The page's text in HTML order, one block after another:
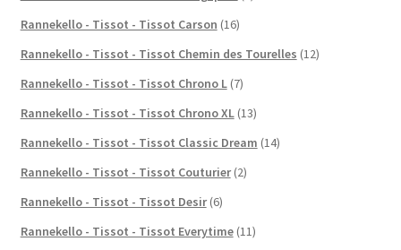
Rannekello - Tissot - Tissot Carson (16)
Rannekello - Tissot - Tissot Chemin des Tourelles (12)
Rannekello - Tissot - Tissot Chrono L (7)
Rannekello - Tissot - Tissot Chrono XL (13)
Rannekello - Tissot - Tissot Classic Dream (14)
Rannekello - Tissot - Tissot Couturier (2)
Rannekello - Tissot - Tissot Desir (6)
Rannekello - Tissot - Tissot Everytime (11)